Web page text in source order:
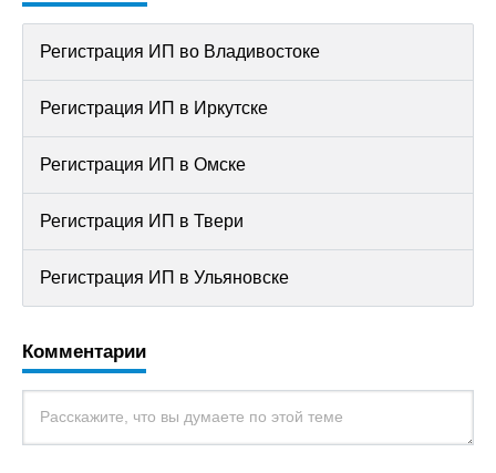
Регистрация ИП во Владивостоке
Регистрация ИП в Иркутске
Регистрация ИП в Омске
Регистрация ИП в Твери
Регистрация ИП в Ульяновске
Комментарии